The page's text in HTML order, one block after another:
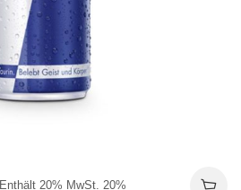
Enthält 20% MwSt. 20%